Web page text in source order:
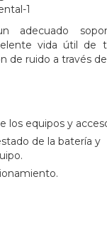
adecuado
vida útil de
de ruido a través
los equipos y
de la batería y